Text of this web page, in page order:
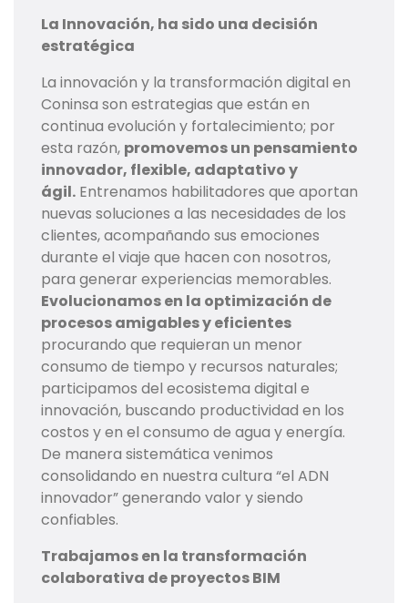
La Innovación, ha sido una decisión
estratégica
La innovación y la transformación digital en
Coninsa son estrategias que están en
continua evolución y fortalecimiento; por
esta razón, promovemos un pensamiento
innovador, flexible, adaptativo y
ágil. Entrenamos habilitadores que aportan
nuevas soluciones a las necesidades de los
clientes, acompañando sus emociones
durante el viaje que hacen con nosotros,
para generar experiencias memorables.
Evolucionamos en la optimización de
procesos amigables y eficientes
procurando que requieran un menor
consumo de tiempo y recursos naturales;
participamos del ecosistema digital e
innovación, buscando productividad en los
costos y en el consumo de agua y energía.
De manera sistemática venimos
consolidando en nuestra cultura “el ADN
innovador” generando valor y siendo
confiables.
Trabajamos en la transformación
colaborativa de proyectos BIM